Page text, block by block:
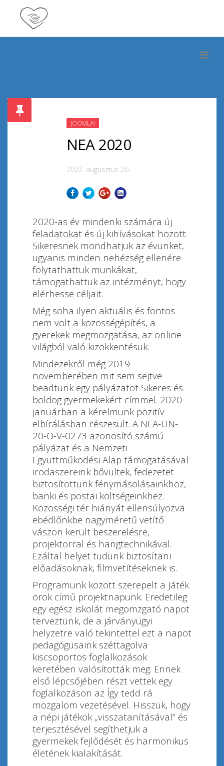
JOOMLA!
NEA 2020
2022. augusztus 26.
2020-as év mindenki számára új
feladatokat és új kihívásokat hozott.
Sikeresnek mondhatjuk az évünket,
ugyanis minden nehézség ellenére
folytathattuk munkákat,
támogathattuk az intézményt, hogy
elérhesse céljait.
Még soha ilyen aktuális és fontos
nem volt a közösségépítés, a
gyerekek megmozgatása, az online
világból való kizökkentésük.
Mindezekről még 2019
novemberében mit sem sejtve
beadtunk egy pályázatot Sikeres és
boldog gyermekekért címmel. 2020
januárban a kérelmünk pozitív
elbírálásban részesült. A NEA-UN-
20-O-V-0273 azonosító számú
pályázat és a Nemzeti
Együttműködési Alap támogatásával
irodaszereink bővültek, fedezetet
biztosítottunk fénymásolásainkhoz,
banki és postai költségeinkhez.
Közösségi tér hiányát ellensúlyozva
ebédlőnkbe nagyméretű vetítő
vászon került beszerelésre,
projektorral és hangtechnikával.
Ezáltal helyet tudunk biztosítani
előadásoknak, filmvetítéseknek is.
Programunk között szerepelt a Játék
örök című projektnapunk. Eredetileg
egy egész iskolát megomzgató napot
terveztünk, de a járványügyi
helyzetre való tekintettel ezt a napot
pedagógusaink széttagolva
kiscsoportos foglalkozások
keretében valósították meg. Ennek
első lépcsőjében részt vettek egy
foglalkozáson az Így tedd rá
mozgalom vezetésével. Hisszük, hogy
a népi játékok „visszatanításával” és
terjesztésével segíthetjük a
gyermekek fejlődését és harmonikus
életének kialakítását.